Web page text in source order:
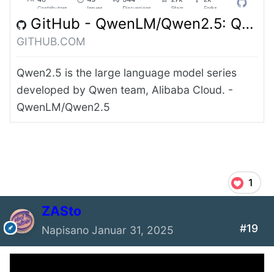
GitHub - QwenLM/Qwen2.5: Qwen2.5 is the large language model series developed by Qwen team, Alibaba Cloud.
GITHUB.COM
Qwen2.5 is the large language model series
developed by Qwen team, Alibaba Cloud. -
QwenLM/Qwen2.5
1
ZASto
Napisano Januar 31, 2025 #19